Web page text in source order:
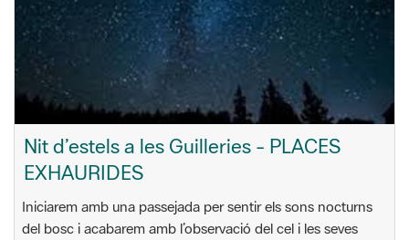
Nit d’estels a les Guilleries - PLACES
EXHAURIDES
Iniciarem amb una passejada per sentir els sons nocturns
del bosc i acabarem amb l’observació del cel i les seves